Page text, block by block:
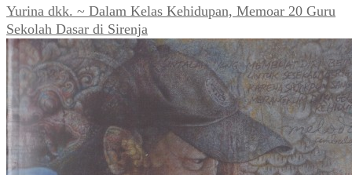
Yurina dkk. ~ Dalam Kelas Kehidupan, Memoar 20 Guru
Sekolah Dasar di Sirenja